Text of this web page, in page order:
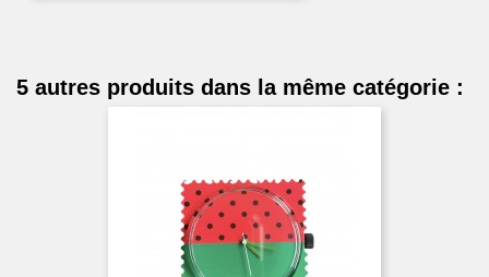
5 autres produits dans la même catégorie :